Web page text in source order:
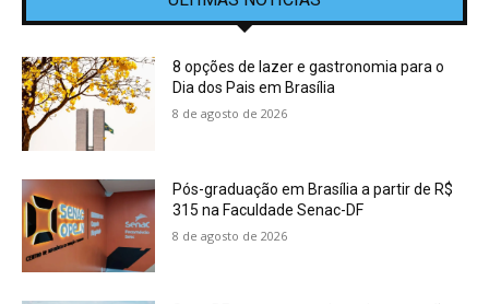
8 opções de lazer e gastronomia para o
Dia dos Pais em Brasília
8 de agosto de 2026
Pós-graduação em Brasília a partir de R$
315 na Faculdade Senac-DF
8 de agosto de 2026